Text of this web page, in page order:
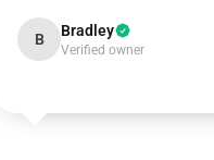
B Bradley
Verified owner